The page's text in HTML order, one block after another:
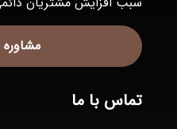
تماس با ما